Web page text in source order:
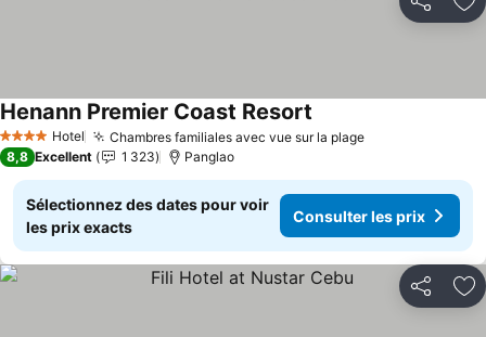
Partager
4 Étoiles Hotel Chambres familiales avec vue sur la plageConsulter les
Henann Premier Coast Resort
8,8 Excellent 1 323 Panglao
Sélectionnez des dates pour voir
les prix exacts
Consulter les prix
Partager